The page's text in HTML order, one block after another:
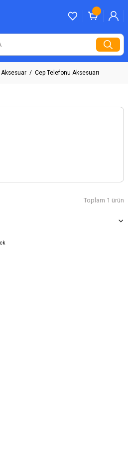
Aksesuar Cep Telefonu Aksesuarı
Toplam 1 ürün